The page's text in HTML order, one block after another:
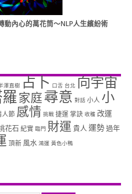
動內心的萬花筒～NLP人生繽紛術
澤直樹 占卜 口舌 台北 向宇宙
家庭尋意 對話 小人 小
人節 感情 挑戰 捷運 掌訣 收穫 改運
花石 紀實 臨門 財運 貴人 運勢過年
頂新 風水 鴻運 黃色小鴨